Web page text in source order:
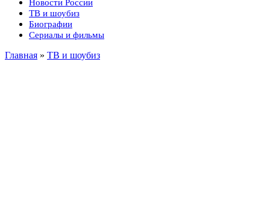
Новости России
ТВ и шоубиз
Биографии
Сериалы и фильмы
Главная » ТВ и шоубиз